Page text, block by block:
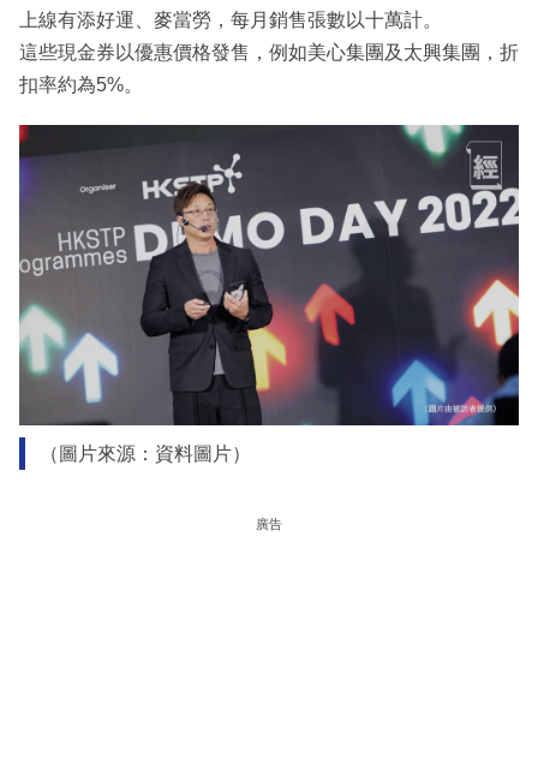
上線有添好運、麥當勞，每月銷售張數以十萬計。
這些現金券以優惠價格發售，例如美心集團及太興集團，折
扣率約為5%。
（圖片來源：資料圖片）
廣告